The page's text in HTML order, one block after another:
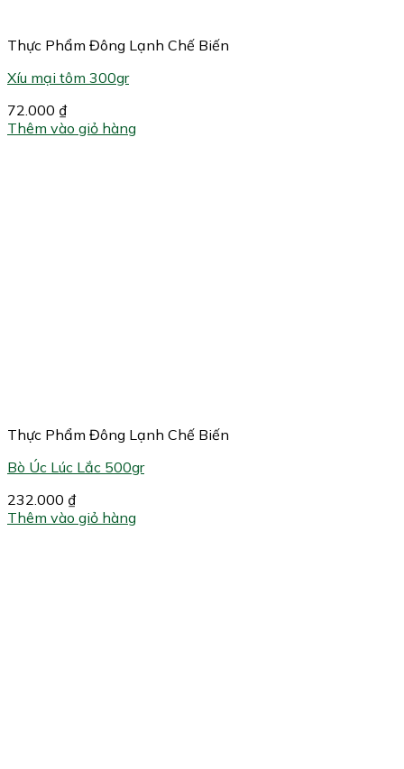
Thực Phẩm Đông Lạnh Chế Biến
Xíu mại tôm 300gr
72.000 ₫
Thêm vào giỏ hàng
Thực Phẩm Đông Lạnh Chế Biến
Bò Úc Lúc Lắc 500gr
232.000 ₫
Thêm vào giỏ hàng